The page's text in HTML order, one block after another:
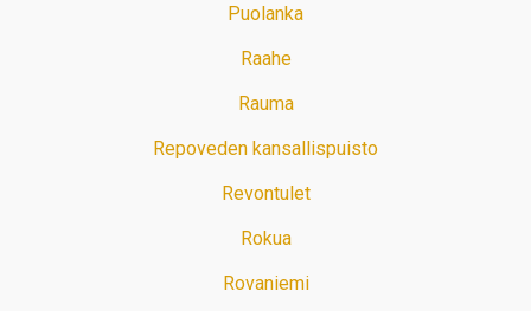
Puolanka
Raahe
Rauma
Repoveden kansallispuisto
Revontulet
Rokua
Rovaniemi